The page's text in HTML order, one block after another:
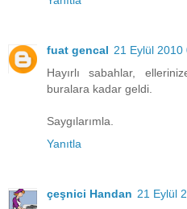
fuat gencal 21 Eylül 2010
Hayırlı sabahlar,
buralara kadar geldi.
Saygılarımla.
Yanıtla
çeşnici Handan 21 Eylül